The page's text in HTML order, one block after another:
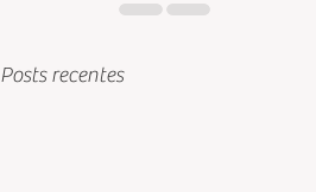
Posts recentes